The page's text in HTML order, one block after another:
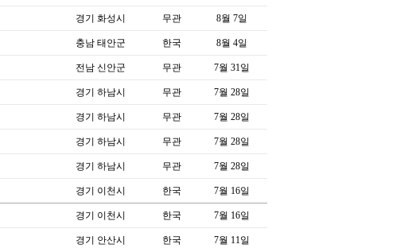
경기 화성시 무관 8월 7일
충남 태안군 한국 8월 4일
전남 신안군 무관 7월 31일
경기 하남시 무관 7월 28일
경기 하남시 무관 7월 28일
경기 하남시 무관 7월 28일
경기 하남시 무관 7월 28일
경기 이천시 한국 7월 16일
경기 이천시 한국 7월 16일
경기 안산시 한국 7월 11일